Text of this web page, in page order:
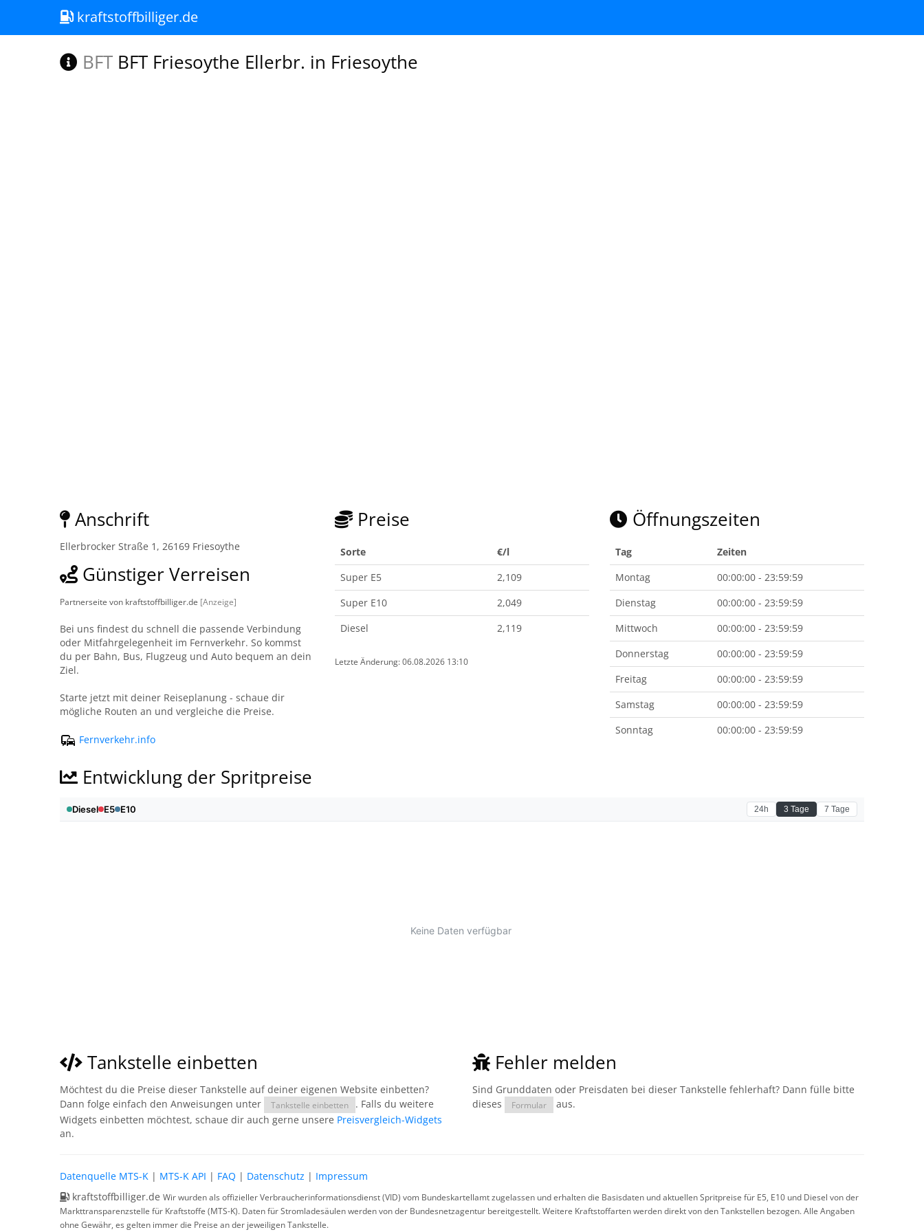
kraftstoffbilliger.de
BFT BFT Friesoythe Ellerbr. in Friesoythe
Anschrift
Ellerbrocker Straße 1, 26169 Friesoythe
Günstiger Verreisen
Partnerseite von kraftstoffbilliger.de [Anzeige]
Bei uns findest du schnell die passende Verbindung
oder Mitfahrgelegenheit im Fernverkehr. So kommst
du per Bahn, Bus, Flugzeug und Auto bequem an dein
Ziel.
Starte jetzt mit deiner Reiseplanung - schaue dir
mögliche Routen an und vergleiche die Preise.
Fernverkehr.info
Preise
Sorte
€/l
Super E5
2,109
Super E10
2,049
Diesel
2,119
Letzte Änderung: 06.08.2026 13:10
Öffnungszeiten
Tag
Zeiten
Montag
00:00:00 - 23:59:59
Dienstag
00:00:00 - 23:59:59
Mittwoch
00:00:00 - 23:59:59
Donnerstag
00:00:00 - 23:59:59
Freitag
00:00:00 - 23:59:59
Samstag
00:00:00 - 23:59:59
Sonntag
00:00:00 - 23:59:59
Entwicklung der Spritpreise
Tankstelle einbetten
Möchtest du die Preise dieser Tankstelle auf deiner eigenen Website einbetten?
Dann folge einfach den Anweisungen unter
Tankstelle einbetten
. Falls du weitere
Widgets einbetten möchtest, schaue dir auch gerne unsere Preisvergleich-Widgets
an.
Fehler melden
Sind Grunddaten oder Preisdaten bei dieser Tankstelle fehlerhaft? Dann fülle bitte
dieses
Formular aus.
Datenquelle MTS-K | MTS-K API | FAQ | Datenschutz | Impressum
kraftstoffbilliger.de Wir wurden als offizieller Verbraucherinformationsdienst (VID) vom Bundeskartellamt zugelassen und erhalten die Basisdaten und aktuellen Spritpreise für E5, E10 und Diesel von der
Markttransparenzstelle für Kraftstoffe (MTS-K). Daten für Stromladesäulen werden von der Bundesnetzagentur bereitgestellt. Weitere Kraftstoffarten werden direkt von den Tankstellen bezogen. Alle Angaben
ohne Gewähr, es gelten immer die Preise an der jeweiligen Tankstelle.